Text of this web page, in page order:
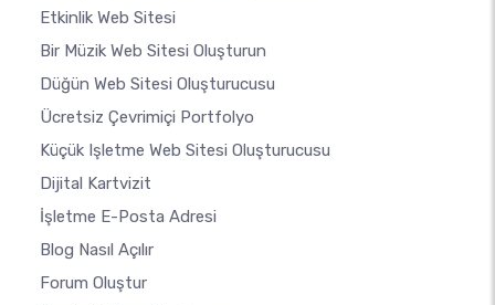
Etkinlik Web Sitesi
Bir Müzik Web Sitesi Oluşturun
Düğün Web Sitesi Oluşturucusu
Ücretsiz Çevrimiçi Portfolyo
Küçük Işletme Web Sitesi Oluşturucusu
Dijital Kartvizit
İşletme E-Posta Adresi
Blog Nasıl Açılır
Forum Oluştur